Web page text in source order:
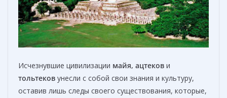
Исчезнувшие цивилизации майя, ацтеков и
тольтеков унесли с собой свои знания и культуру,
оставив лишь следы своего существования, которые,